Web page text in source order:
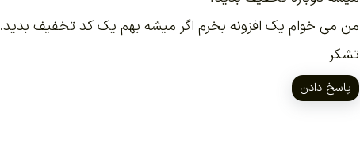
من می خوام یک افزونه بخرم اگر میشه بهم یک کد تخفیف بدید.
تشکر
پاسخ دادن